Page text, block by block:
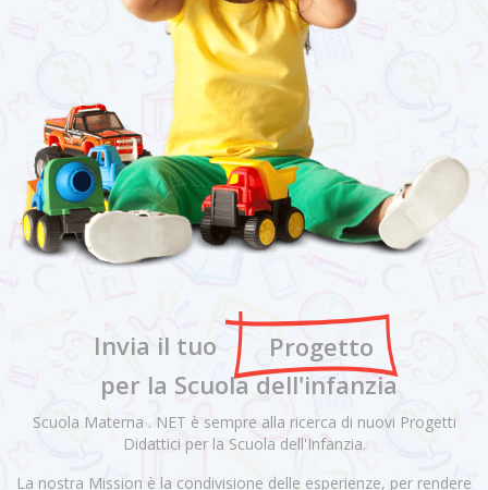
Invia il tuo
Progetto
per la Scuola dell'infanzia
Scuola Materna . NET è sempre alla ricerca di nuovi Progetti
Didattici per la Scuola dell'Infanzia.
La nostra Mission è la condivisione delle esperienze, per rendere